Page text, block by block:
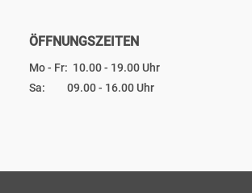
ÖFFNUNGSZEITEN
Mo - Fr: 10.00 - 19.00 Uhr
Sa: 09.00 - 16.00 Uhr